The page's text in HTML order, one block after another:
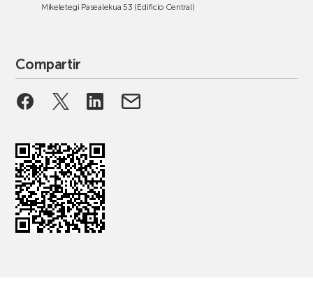
Mikeletegi Pasealekua 53 (Edificio Central)
Compartir